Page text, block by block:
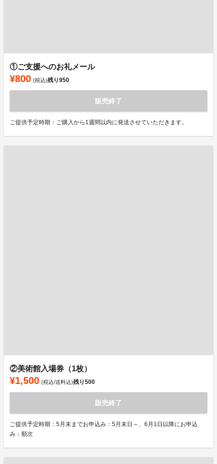
①ご支援へのお礼メール
¥800 (税込)残り950
販売終了
ご提供予定時期：ご購入から1週間以内に発送させていただきます。
②美術館入場券（1枚）
¥1,500 (税込/送料込)残り500
販売終了
ご提供予定時期：5月末までお申込み：5月末日～、6月1日以降にお申込
み：順次